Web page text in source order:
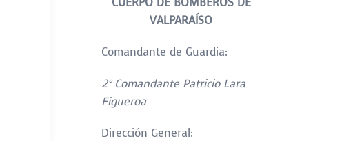
VALPARAÍSO
Comandante de Guardia:
2° Comandante Patricio Lara
Figueroa
Dirección General: